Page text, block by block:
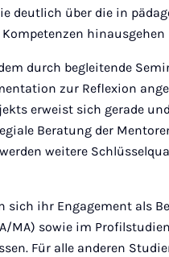
deutlich über die in
hinausgehen
durch begleitende
zur Reflexion
erweist sich gerade
Beratung der
weitere
sich ihr Engagement als
MA) sowie im
Für alle anderen